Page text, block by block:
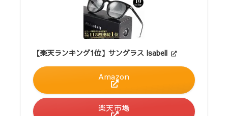
【楽天ランキング1位】サングラス Isabell
Amazon
楽天市場